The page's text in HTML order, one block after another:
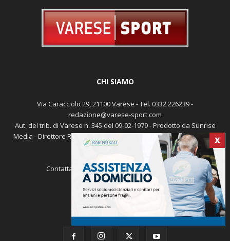
X
CHI SIAMO
Via Caracciolo 29, 21100 Varese - Tel. 0332 226239 -
redazione@varese-sport.com
Aut. del trib. di Varese n. 345 del 09-02-1979 - Prodotto da Sunrise
Media - Direttore Responsabile: Michele Marocco -Cookie policy
Pubblicità
Contattaci: redazione@varese-sport.com
SEGUICI